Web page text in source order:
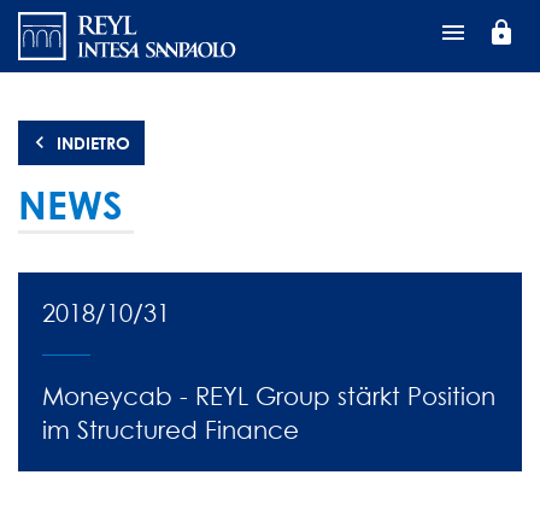
Salta
contenuto
lock
INDIETRO
NEWS
2018/10/31
Moneycab - REYL Group stärkt Position
im Structured Finance